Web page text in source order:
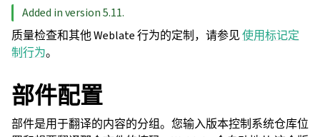
Added in version 5.11.
质量检查和其他 Weblate 行为的定制，请参见使用标记定
制行为。
部件配置
部件是用于翻译的内容的分组。您输入版本控制系统仓库位